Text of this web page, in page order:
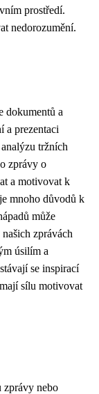
prostředí.
nedorozumění.
dokumentů a
a prezentaci
tržních
zprávy o
a motivovat k
mnoho důvodů k
může
zprávách
úsilím a
se inspirací
sílu motivovat
zprávy nebo